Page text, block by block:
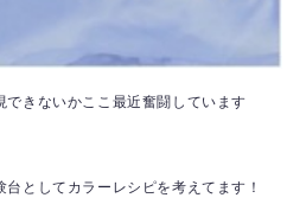
できないかここ最近奮闘しています
としてカラーレシピを考えてます！